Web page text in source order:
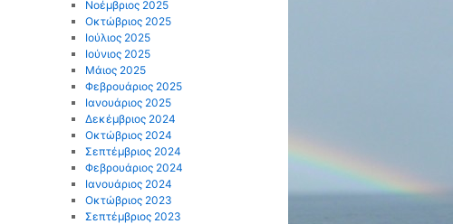
Νοέμβριος 2025
Οκτώβριος 2025
Ιούλιος 2025
Ιούνιος 2025
Μάιος 2025
Φεβρουάριος 2025
Ιανουάριος 2025
Δεκέμβριος 2024
Οκτώβριος 2024
Σεπτέμβριος 2024
Φεβρουάριος 2024
Ιανουάριος 2024
Οκτώβριος 2023
Σεπτέμβριος 2023